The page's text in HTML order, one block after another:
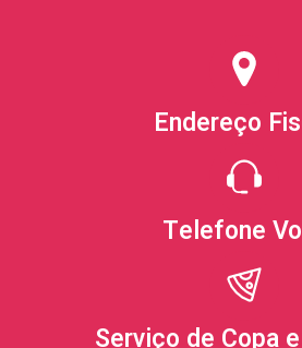
Endereço
Telefone
Serviço de Copa